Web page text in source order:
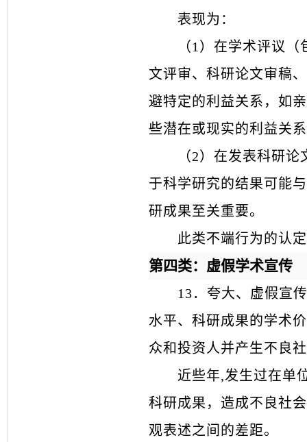
表现为：
（1）在学术评议（
文评审、科研论文审稿
避特定的利益关系，如
些潜在或现实的利益关
（2）在发表科研论
于科学研究的结果可能
研成果至关重要。
此类不端行为的认
第四类：虚假学术宣传
13． 夸大、虚假宣
水平、科研成果的学术
众和投资人并产生不良
近些年,发生过在单
科研成果，造成不良社
观表述之间的差距。